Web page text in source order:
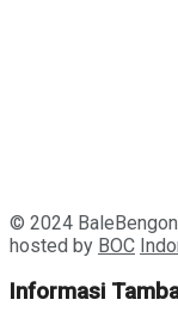
© 2024
hosted by BOC
Informasi